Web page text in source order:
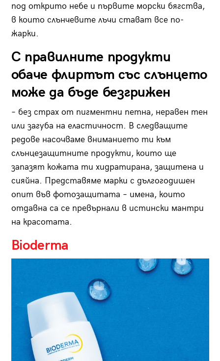
под открито небе и първите морски бягства,
в които слънчевите лъчи стават все по-
жарки.
С правилните продукти
обаче флиртът със слънцето
може да бъде безгрижен
– без страх от пигментни петна, неравен тен
или загуба на еластичност. В следващите
редове насочваме вниманието ти към
слънцезащитните продукти, които ще
запазят кожата ти хидратирана, защитена и
сияйна. Представяме марки с дългогодишен
опит във фотозащитата – имена, които
отдавна са се превърнали в истински мантри
на красотата.
Bioderma